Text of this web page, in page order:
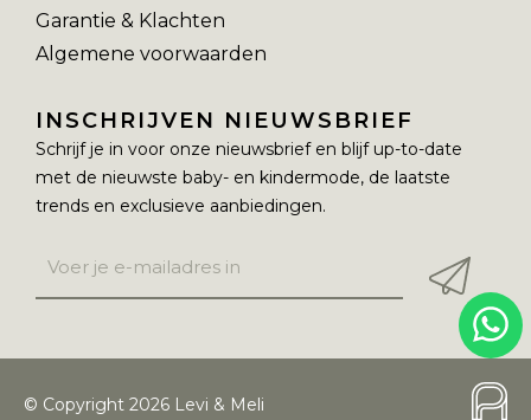
Garantie & Klachten
Algemene voorwaarden
INSCHRIJVEN NIEUWSBRIEF
Schrijf je in voor onze nieuwsbrief en blijf up-to-date
met de nieuwste baby- en kindermode, de laatste
trends en exclusieve aanbiedingen.
© Copyright 2026 Levi & Meli